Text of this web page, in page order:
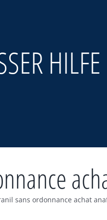
HILFE
sans ordonnance achat